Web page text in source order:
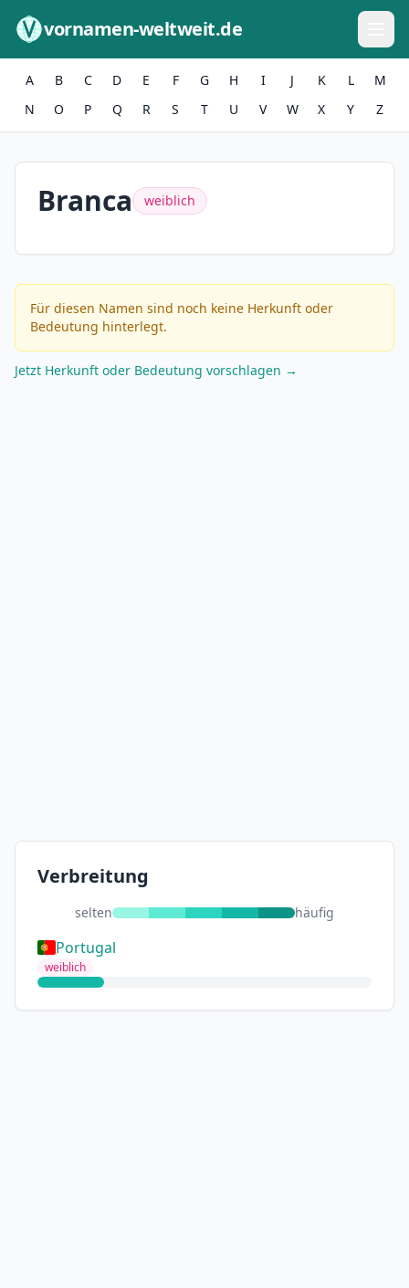
vornamen-weltweit.de
A B C D E F G H I J K L
M
N
O P Q R S T U V W X Y Z
Branca weiblich
Für diesen Namen sind noch keine Herkunft oder
Bedeutung hinterlegt.
Jetzt Herkunft oder Bedeutung vorschlagen →
Verbreitung
selten häufig
Portugal
weiblich